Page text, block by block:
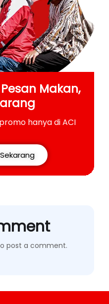
Makan,
hanya di ACI
post a comment.